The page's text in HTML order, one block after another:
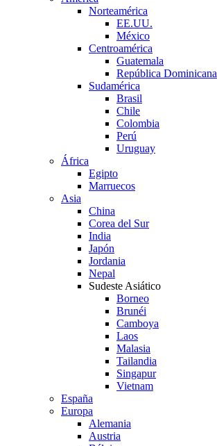
Norteamérica
EE.UU.
México
Centroamérica
Guatemala
República Dominicana
Sudamérica
Brasil
Chile
Colombia
Perú
Uruguay
África
Egipto
Marruecos
Asia
China
Corea del Sur
India
Japón
Jordania
Nepal
Sudeste Asiático
Borneo
Brunéi
Camboya
Laos
Malasia
Tailandia
Singapur
Vietnam
España
Europa
Alemania
Austria